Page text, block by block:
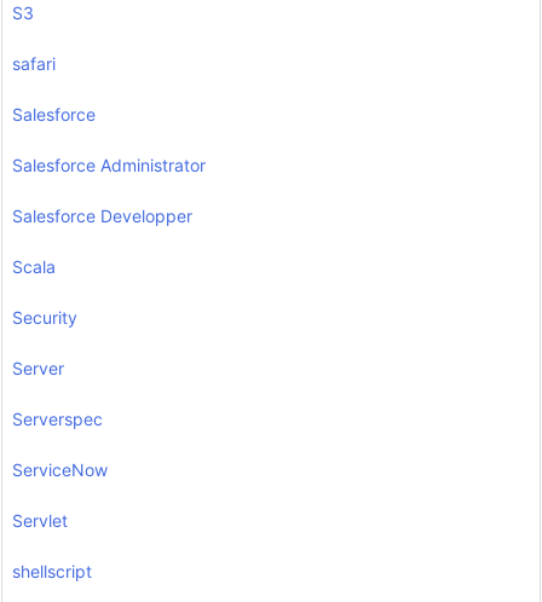
S3
safari
Salesforce
Salesforce Administrator
Salesforce Developper
Scala
Security
Server
Serverspec
ServiceNow
Servlet
shellscript